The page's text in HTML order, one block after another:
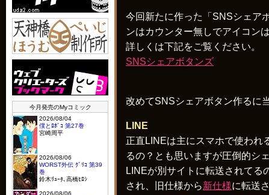
今回新たに作った「SNSシェア
ンはカウンター無しでアイコン
詳しくは下記をご覧ください。
SNSシェアボタンズ
改めてSNSシェアボタン作るに
LINE
正直LINEは主にスマホで使われ
るの？とも思いますが圧倒的シ
LINEが別サイトに転送されて
され、旧仕様から新仕様に転送